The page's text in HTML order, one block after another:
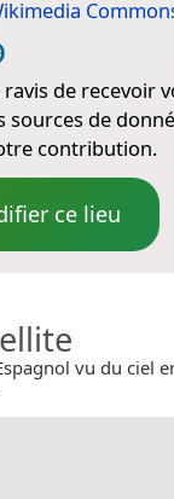
de recevoir
sources de
contribution.
ce lieu
vu du ciel